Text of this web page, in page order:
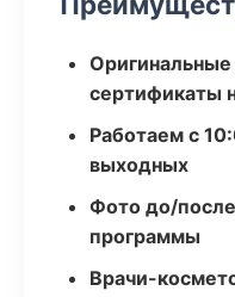
сертификаты
Работаем с
выходных
Фото до/
программы
Врачи-